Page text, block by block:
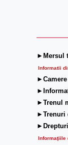
►Mersul
Informatii
►Trenul
►Trenuri
Informaţiile